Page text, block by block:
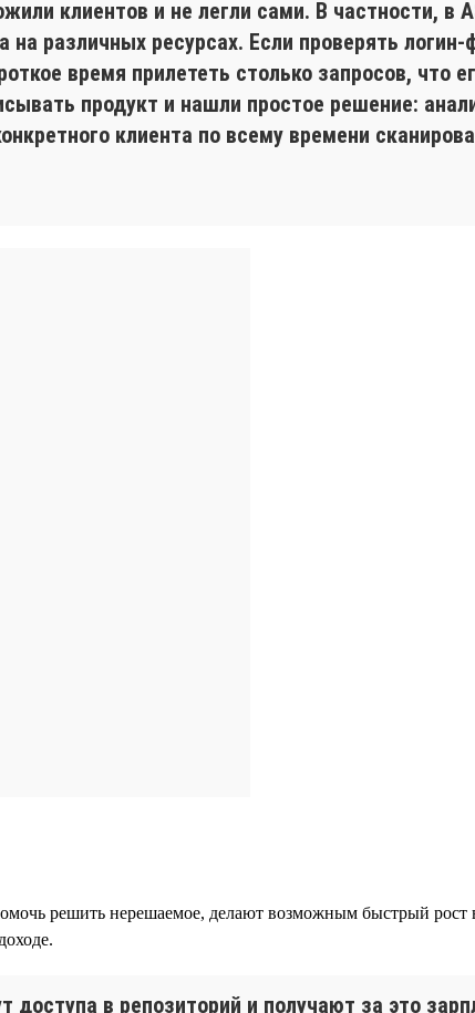
клиентов и не легли сами. В частности, в
на различных ресурсах. Если проверять
время прилететь столько запросов, что
продукт и нашли простое решение:
клиента по всему времени
решить нерешаемое, делают возможным быстрый рост
в репозиторий и получают за это